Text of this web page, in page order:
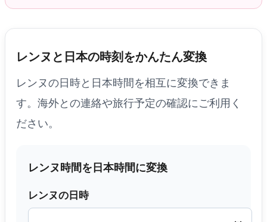
レンヌと日本の時刻をかんたん変換
レンヌの日時と日本時間を相互に変換できま
す。海外との連絡や旅行予定の確認にご利用く
ださい。
レンヌ時間を日本時間に変換
レンヌの日時